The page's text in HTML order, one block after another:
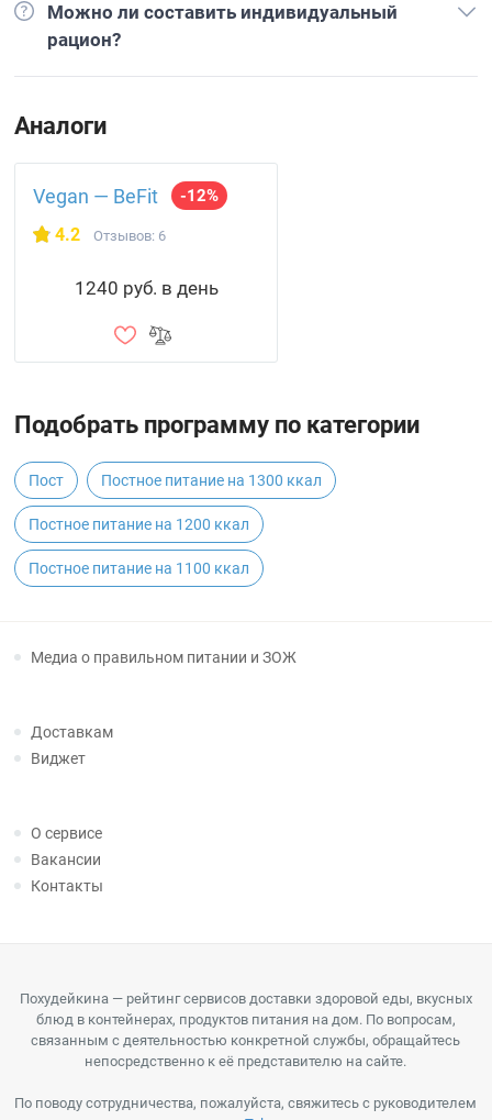
Можно ли составить индивидуальный
рацион?
Аналоги
Vegan — BeFit -12%
4.2 Отзывов: 6
1240 руб. в день
Подобрать программу по категории
Пост Постное питание на 1300 ккал
Постное питание на 1200 ккал
Постное питание на 1100 ккал
Медиа о правильном питании и ЗОЖ
Доставкам
Виджет
О сервисе
Вакансии
Контакты
Похудейкина — рейтинг сервисов доставки здоровой еды, вкусных
блюд в контейнерах, продуктов питания на дом. По вопросам,
связанным с деятельностью конкретной службы, обращайтесь
непосредственно к её представителю на сайте.
По поводу сотрудничества, пожалуйста, свяжитесь с руководителем